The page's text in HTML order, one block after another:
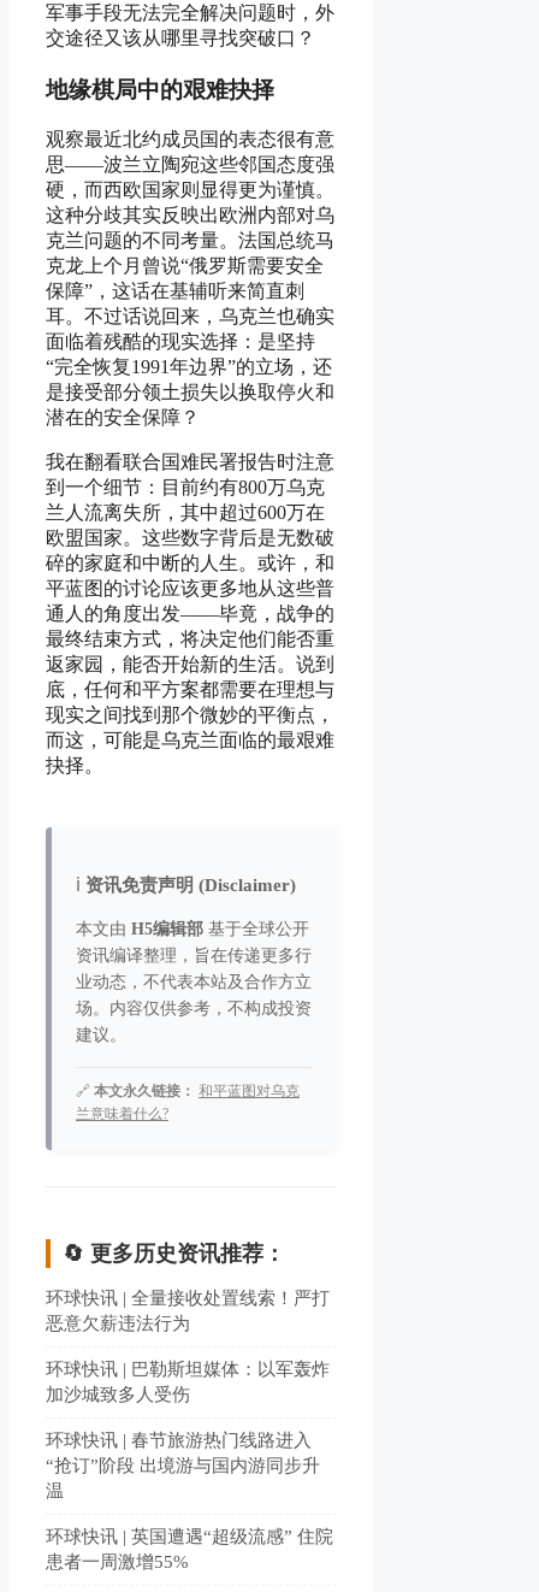
军事手段无法完全解决问题时，外
交途径又该从哪里寻找突破口？
地缘棋局中的艰难抉择
观察最近北约成员国的表态很有意
思——波兰立陶宛这些邻国态度强
硬，而西欧国家则显得更为谨慎。
这种分歧其实反映出欧洲内部对乌
克兰问题的不同考量。法国总统马
克龙上个月曾说“俄罗斯需要安全
保障”，这话在基辅听来简直刺
耳。不过话说回来，乌克兰也确实
面临着残酷的现实选择：是坚持
“完全恢复1991年边界”的立场，还
是接受部分领土损失以换取停火和
潜在的安全保障？
我在翻看联合国难民署报告时注意
到一个细节：目前约有800万乌克
兰人流离失所，其中超过600万在
欧盟国家。这些数字背后是无数破
碎的家庭和中断的人生。或许，和
平蓝图的讨论应该更多地从这些普
通人的角度出发——毕竟，战争的
最终结束方式，将决定他们能否重
返家园，能否开始新的生活。说到
底，任何和平方案都需要在理想与
现实之间找到那个微妙的平衡点，
而这，可能是乌克兰面临的最艰难
抉择。
ℹ️ 资讯免责声明 (Disclaimer)
本文由 H5编辑部 基于全球公开
资讯编译整理，旨在传递更多行
业动态，不代表本站及合作方立
场。内容仅供参考，不构成投资
建议。
🔗 本文永久链接： 和平蓝图对乌克
兰意味着什么?
🔄 更多历史资讯推荐：
环球快讯 | 全量接收处置线索！严打
恶意欠薪违法行为
环球快讯 | 巴勒斯坦媒体：以军轰炸
加沙城致多人受伤
环球快讯 | 春节旅游热门线路进入
“抢订”阶段 出境游与国内游同步升
温
环球快讯 | 英国遭遇“超级流感” 住院
患者一周激增55%